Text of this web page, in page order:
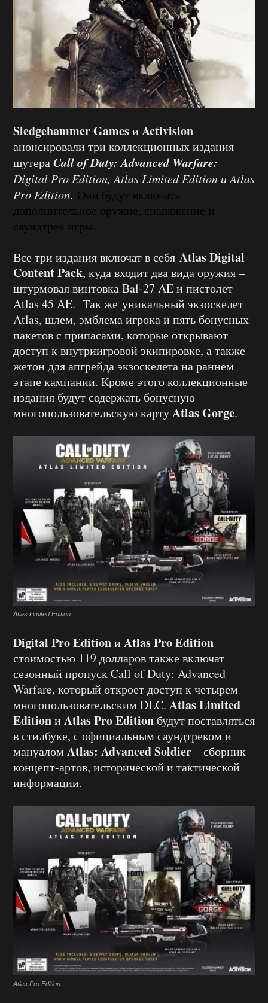
Sledgehammer Gamesи Activision
анонсировали три коллекционных издания
шутераCall of Duty: Advanced Warfare:
Digital Pro Edition, Atlas Limited Edition и Atlas
Pro Edition. Они будут включать
дополнительное оружие, снаряжение и
саундтрек игры.
Все три издания включат в себя Atlas Digital
Content Pack, куда входит два вида оружия –
штурмовая винтовка Bal-27 AE и пистолет
Atlas 45 AE. Так же уникальный экзоскелет
Atlas, шлем, эмблема игрока и пять бонусных
пакетов с припасами, которые открывают
доступ к внутриигровой экипировке, а также
жетон для апгрейда экзоскелета на раннем
этапе кампании. Кроме этого коллекционные
издания будут содержать бонусную
многопользовательскую картуAtlas Gorge.
Atlas Limited Edition
Digital Pro Editionи Atlas Pro Edition
стоимостью 119 долларов также включат
сезонный пропуск Call of Duty: Advanced
Warfare, который откроет доступ к четырем
многопользовательским DLC. Atlas Limited
Editionи Atlas Pro Edition будут поставляться
в стилбуке, с официальным саундтреком и
мануалом Atlas: Advanced Soldier– сборник
концепт-артов, исторической и тактической
информации.
Atlas Pro Edition